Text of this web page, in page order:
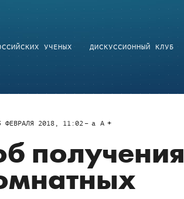
УЧЕНЫХ ДИСКУССИОННЫЙ КЛУБ
ФЕВРАЛЯ 2018, 11:02 a A
получения